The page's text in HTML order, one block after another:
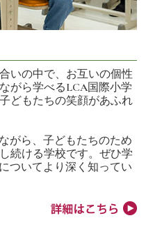
いの中で、お互いの個性
がら学べるLCA国際小学
どもたちの笑顔があふれ
がら、子どもたちのため
続ける学校です。ぜひ学
ついてより深く知ってい